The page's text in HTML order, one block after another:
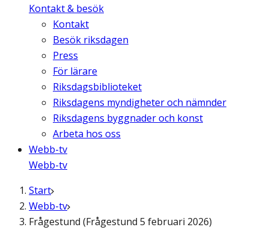
Kontakt & besök
Kontakt
Besök riksdagen
Press
För lärare
Riksdagsbiblioteket
Riksdagens myndigheter och nämnder
Riksdagens byggnader och konst
Arbeta hos oss
Webb-tv
Webb-tv
Start
Webb-tv
Frågestund (Frågestund 5 februari 2026)